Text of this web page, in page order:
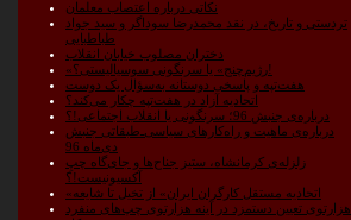
نکاتی درباره اعتصاب معلمان
تردستی و تاریخ، در نقد محمدرضا سوداگر و سید جواد
طباطبایی
دختران مصلوب خیابان انقلاب
«رژیم‌چنج» یا سرنگونی سوسیالیستی؟!
هفت‌تپه و پاسخی دوستانه به‌سؤال یک دوست
اتحادیه آزاد در هفت‌تپه چکار می‌کند؟
درباره‌ی جنبش 96؛ سرنگونی یا انقلاب اجتماعی!؟
درباره‌ی ماهیت و راه‌کارهای سیاسی‌ـ‌طبقاتی جنبش
دی‌ماه 96
زلزله‌ی کرمانشاه، ستیز جناح‌ها و جای‌گاه چپِ
آکسیونیست!؟
«اتحادیه مستقل کارگران ایران» از تخیل تا شایعه
هزارتوی تعیین دستمزد در آینه هزارتوی چپ‌‌های منفرد